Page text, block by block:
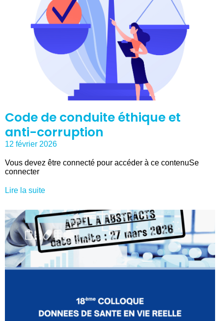
Code de conduite éthique et
anti-corruption
12 février 2026
Vous devez être connecté pour accéder à ce contenuSe
connecter
Lire la suite